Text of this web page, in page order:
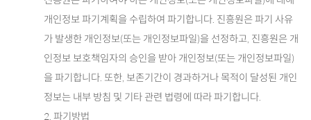
개인정보 파기계획을 수립하여 파기합니다. 진흥원은 파기 사유
가 발생한 개인정보(또는 개인정보파일)을 선정하고, 진흥원은 개
인정보 보호책임자의 승인을 받아 개인정보(또는 개인정보파일)
을 파기합니다. 또한, 보존기간이 경과하거나 목적이 달성된 개인
정보는 내부 방침 및 기타 관련 법령에 따라 파기합니다.
2. 파기방법